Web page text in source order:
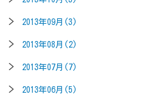
2013年09月(3)
2013年08月(2)
2013年07月(7)
2013年06月(5)